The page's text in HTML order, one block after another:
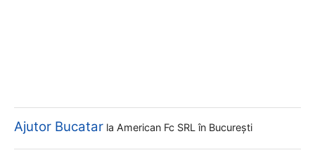
Ajutor Bucatar la American Fc SRL în București